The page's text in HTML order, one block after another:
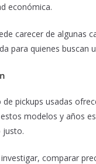
económica.
carecer de algunas
para quienes buscan
de pickups usadas
modelos y años
justo.
comparar